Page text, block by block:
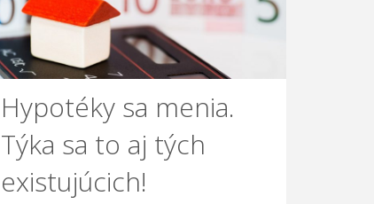
Hypotéky sa menia.
Týka sa to aj tých
existujúcich!